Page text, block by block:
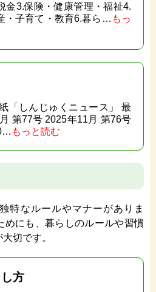
金3.保険・健康管理・福祉4.
・子育て・教育6.暮ら… もっ
「しんじゅくニュース」 最
第77号 2025年11月 第76号
もっと読む
特なルールやマナーがありま
めにも、暮らしのルールや習慣
切です。
方